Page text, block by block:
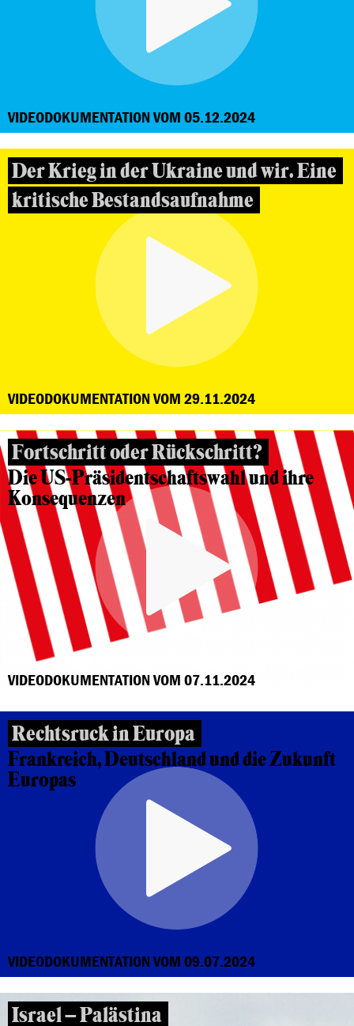
VIDEODOKUMENTATION VOM 05.12.2024
Der Krieg in der Ukraine und wir. Eine
kritische Bestandsaufnahme
VIDEODOKUMENTATION VOM 29.11.2024
Fortschritt oder Rückschritt?
Die US-Präsidentschaftswahl und ihre
Konsequenzen
VIDEODOKUMENTATION VOM 07.11.2024
Rechtsruck in Europa
Frankreich, Deutschland und die Zukunft
Europas
VIDEODOKUMENTATION VOM 09.07.2024
Israel – Palästina